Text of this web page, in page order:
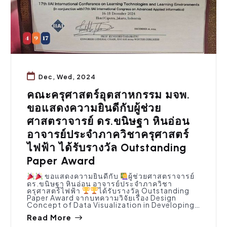
Dec, Wed, 2024
คณะครุศาสตร์อุตสาหกรรม มจพ.
ขอแสดงความยินดีกับผู้ช่วย
ศาสตราจารย์ ดร.ขนิษฐา หินอ่อน
อาจารย์ประจำภาควิชาครุศาสตร์
ไฟฟ้า ได้รับรางวัล Outstanding
Paper Award
ขอแสดงความยินดีกับ
ผู้ช่วยศาสตราจารย์
ดร.ขนิษฐา หินอ่อน อาจารย์ประจำภาควิชา
ครุศาสตร์ไฟฟ้า
ได้รับรางวัล Outstanding
Paper Award จากบทความวิจัยเรื่อง Design
Concept of Data Visualization in Developing…
Read More